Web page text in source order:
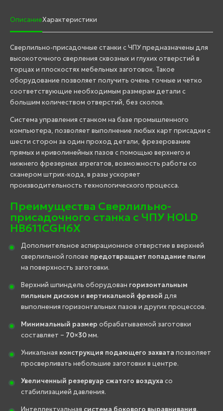
ОписаниеХарактеристики
Сверлильно-присадочные станки с ЧПУ предназначены для
высокоточного сверления сквозных и глухих отверстий в
торцах и плоскостях мебельных заготовок. Такое
оборудование позволяет получить очень точные и четко
соответствующие необходимым размерам детали с
большим количеством отверстий, без сколов.
Система управления станком на базе промышленного
компьютера, позволяет выполнение любых карт присадки с
шести сторон за один проход детали, фрезерование
прямых и криволинейных пазов с помощью верхнего и
нижнего фрезерных агрегатов, возможность работы со
сканером штрих-кода, в разы ускоряет
производительность технологического процесса.
Преимущества Сверлильно-
присадочного станка с ЧПУ HOLD
HB611CGH6X
Дополнительное аспирационное отверстие в верхней
сверлильной голове предотвращает попадание пыли
на поверхность заготовки.
Верхний шпиндель оборудован горизонтальным
пильным диском и вертикальной фрезой для
выполнения горизонтальных пазов и других процессов.
Минимальный размер обрабатываемой заготовки
составляет – 70×30мм.
Уникальная конструкция подающего захвата позволяет
просверливать небольшие заготовки в центре.
Увеличенный резервуар сжатого воздуха со
стабилизацией давления.